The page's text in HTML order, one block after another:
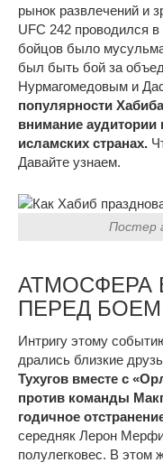
рынок развлечений и
UFC 242 проводился
бойцов было
был быть бой за
Нурмагомедовым и
популярности
внимание
исламских странах.
Давайте узнаем.
Постер
АТМОСФЕРА
ПЕРЕД БОЕМ
Интригу этому
дрались близкие
Тухугов вместе с
против команды
годичное
середняк Лерон
полулегковес. В этом